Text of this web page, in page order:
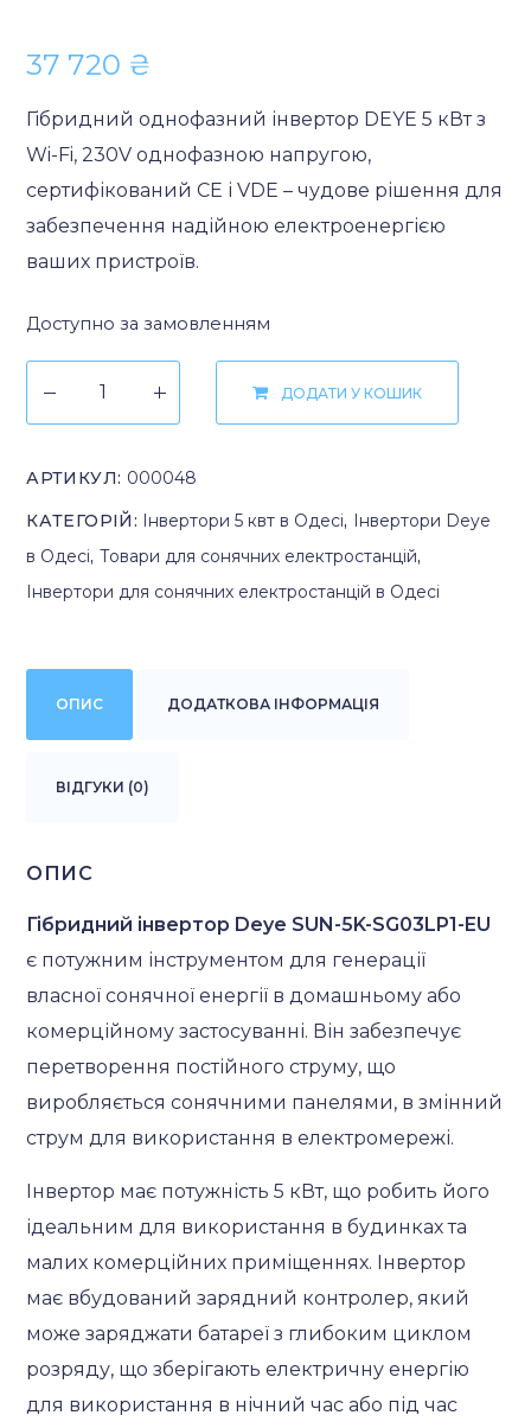
37 720 ₴
Гібридний однофазний інвертор DEYE 5 кВт з
Wi-Fi, 230V однофазною напругою,
сертифікований CE і VDE – чудове рішення для
забезпечення надійною електроенергією
ваших пристроїв.
Доступно за замовленням
ДОДАТИ У КОШИК
АРТИКУЛ: 000048
КАТЕГОРІЙ: Інвертори 5 квт в Одесі, Інвертори Deye
в Одесі,Товари для сонячних електростанцій,
Інвертори для сонячних електростанцій в Одесі
ОПИС ДОДАТКОВА ІНФОРМАЦІЯ
ВІДГУКИ (0)
ОПИС
Гібридний інвертор Deye SUN-5K-SG03LP1-EU
є потужним інструментом для генерації
власної сонячної енергії в домашньому або
комерційному застосуванні. Він забезпечує
перетворення постійного струму, що
виробляється сонячними панелями, в змінний
струм для використання в електромережі.
Інвертор має потужність 5 кВт, що робить його
ідеальним для використання в будинках та
малих комерційних приміщеннях. Інвертор
має вбудований зарядний контролер, який
може заряджати батареї з глибоким циклом
розряду, що зберігають електричну енергію
для використання в нічний час або під час